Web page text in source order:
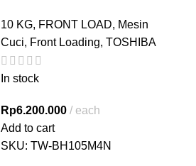
10 KG, FRONT LOAD, Mesin
Cuci, Front Loading,TOSHIBA
In stock
Rp6.200.000
each
Add to cart
SKU:TW-BH105M4N